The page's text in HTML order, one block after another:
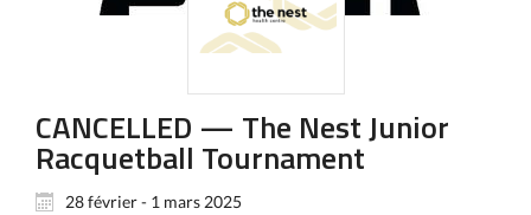
CANCELLED — The Nest Junior
Racquetball Tournament
28 février - 1 mars 2025